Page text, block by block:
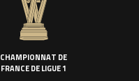
CHAMPIONNAT DE
FRANCE DE LIGUE 1